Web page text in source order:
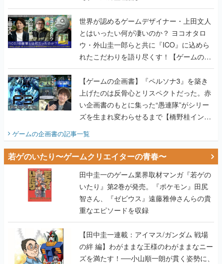
世界が認めるゲームデザイナー・上田文人
とはいったい何が凄いのか？ ヨコオタロ
ウ・外山圭一郎らと共に『ICO』に込めら
れたこだわりを語り尽くす！【ゲームの企
画書】
【ゲームの企画書】『ペルソナ3』を築き
上げたのは反骨心とリスペクトだった。赤
い企画書のもとに集った“愚連隊”がシリー
ズを生まれ変わらせるまで【橋野桂インタ
ビュー】
ゲームの企画書の記事一覧
若ゲのいたり〜ゲームクリエイターの青春〜
田中圭一のゲーム業界取材マンガ『若ゲの
いたり』第2巻が発売。『ポケモン』田尻
智さん、『ゼビウス』遠藤雅伸さんらの貴
重なエピソードを収録
【田中圭一連載：アイマス/ガンダム 戦場
の絆 編】わがままな王様のわがままなニー
ズを満たす！──小山順一朗が貫く姿勢に、